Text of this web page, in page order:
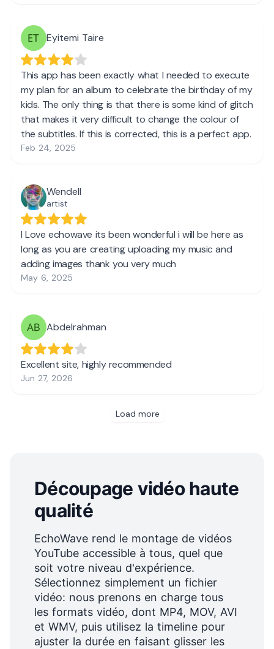
Découpage vidéo haute
qualité
EchoWave rend le montage de vidéos
YouTube accessible à tous, quel que
soit votre niveau d'expérience.
Sélectionnez simplement un fichier
vidéo: nous prenons en charge tous
les formats vidéo, dont MP4, MOV, AVI
et WMV, puis utilisez la timeline pour
ajuster la durée en faisant glisser les